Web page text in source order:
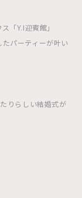
「Y.I迎賓館」
パーティーが叶い
りらしい結婚式が